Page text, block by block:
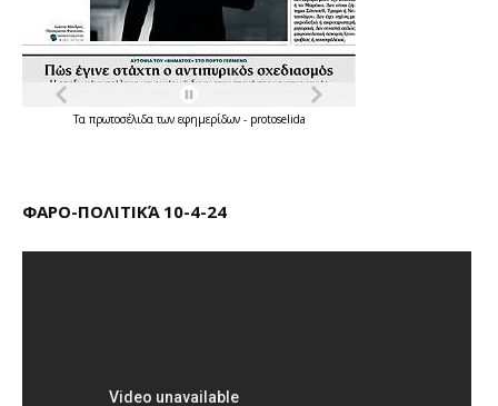
Τα πρωτοσέλιδατων εφημερίδων - protoselida
ΦΑΡΟ-ΠΟΛΙΤΙΚΆ 10-4-24